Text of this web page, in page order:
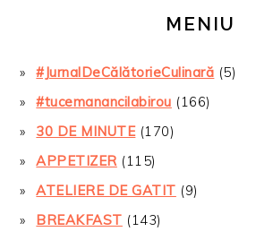
MENIU
#JurnalDeCălătorieCulinară (5)
#tucemanancilabirou (166)
30 DE MINUTE(170)
APPETIZER(115)
ATELIERE DE GATIT (9)
BREAKFAST (143)